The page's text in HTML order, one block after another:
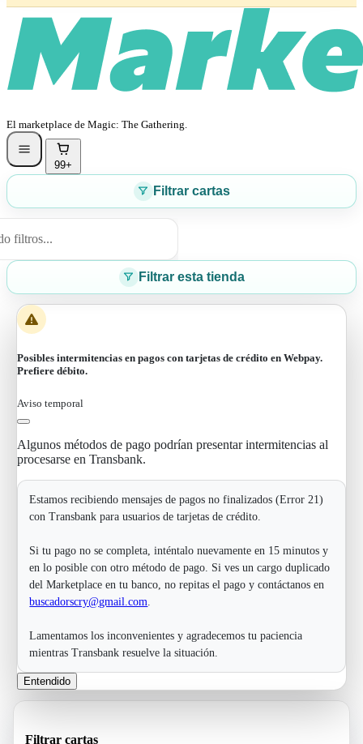
El marketplace de Magic: The Gathering.
99+
Filtrar cartas
filtros...
Filtrar esta tienda
Posibles intermitencias en pagos con tarjetas de crédito en Webpay.
Prefiere débito.
Aviso temporal
Algunos métodos de pago podrían presentar intermitencias al
procesarse en Transbank.
Estamos recibiendo mensajes de pagos no finalizados (Error 21)
con Transbank para usuarios de tarjetas de crédito.
Si tu pago no se completa, inténtalo nuevamente en 15 minutos y
en lo posible con otro método de pago. Si ves un cargo duplicado
del Marketplace en tu banco, no repitas el pago y contáctanos en
buscadorscry@gmail.com
Lamentamos los inconvenientes y agradecemos tu paciencia
mientras Transbank resuelve la situación.
Entendido
Filtrar cartas